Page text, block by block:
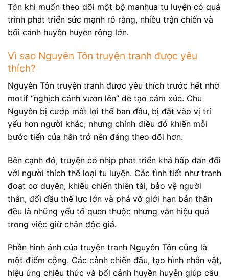
Tôn khi muốn theo dõi một bộ manhua tu luyện có quá
trình phát triển sức mạnh rõ ràng, nhiều trận chiến và
bối cảnh huyền huyễn rộng lớn.
Vì sao Nguyên Tôn truyện tranh được yêu
thích?
Nguyên Tôn truyện tranh được yêu thích trước hết nhờ
motif “nghịch cảnh vươn lên” dễ tạo cảm xúc. Chu
Nguyên bị cướp mất lợi thế ban đầu, bị đặt vào vị trí
yếu hơn người khác, nhưng chính điều đó khiến mỗi
bước tiến của hắn trở nên đáng theo dõi hơn.
Bên cạnh đó, truyện có nhịp phát triển khá hấp dẫn đối
với người thích thể loại tu luyện. Các tình tiết như tranh
đoạt cơ duyên, khiêu chiến thiên tài, bảo vệ người
thân, đối đầu thế lực lớn và phá vỡ giới hạn bản thân
đều là những yếu tố quen thuộc nhưng vẫn hiệu quả
trong việc giữ chân độc giả.
Phần hình ảnh của truyện tranh Nguyên Tôn cũng là
một điểm cộng. Các cảnh chiến đấu, tạo hình nhân vật,
hiệu ứng chiêu thức và bối cảnh huyền huyễn giúp câu